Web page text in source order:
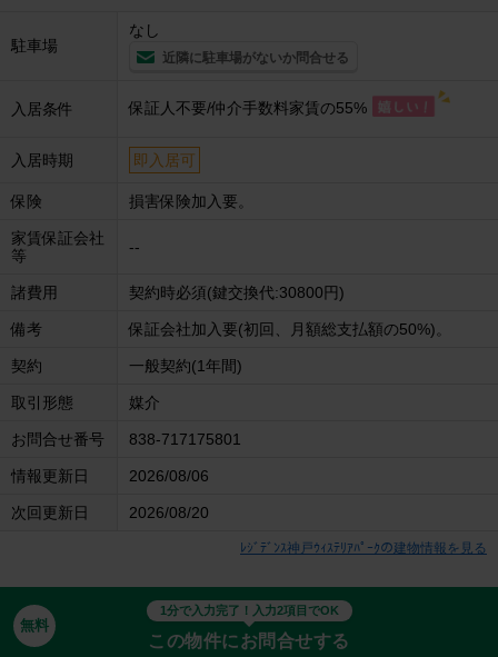
駐車場
なし
近隣に駐車場がないか問合せる
入居条件 保証人不要/仲介手数料家賃の55%
入居時期 即入居可
保険 損害保険加入要。
家賃保証会社
等
--
諸費用 契約時必須(鍵交換代:30800円)
備考 保証会社加入要(初回、月額総支払額の50%)。
契約 一般契約(1年間)
取引形態 媒介
お問合せ番号 838-717175801
情報更新日 2026/08/06
次回更新日 2026/08/20
ﾚｼﾞﾃﾞﾝｽ神戸ｳｨｽﾃﾘｱﾊﾟｰｸの建物情報を見る
無料
1分で入力完了！入力2項目でOK
この物件にお問合せする